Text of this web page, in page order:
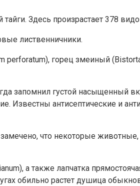
Здесь произрастает 378
лиственничники.
горец змеиный
запомнил густой насыщенный
Известны антисептические и
что некоторые животные,
а также лапчатка
обильно растет душица